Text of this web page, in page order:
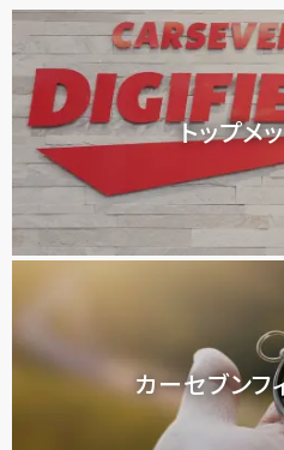
トップメ
カーセブンフ